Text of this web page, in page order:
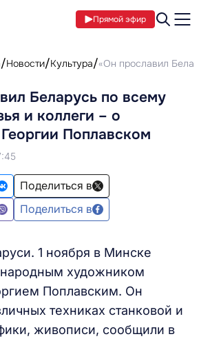
Прямой эфир
Новости Культура «Он прославил
Беларусь по всему
и коллеги – о
Поплавском
Поделиться в
Поделиться в
1 ноября в Минске
художником
Поплавским. Он
техниках станковой и
живописи, сообщили в